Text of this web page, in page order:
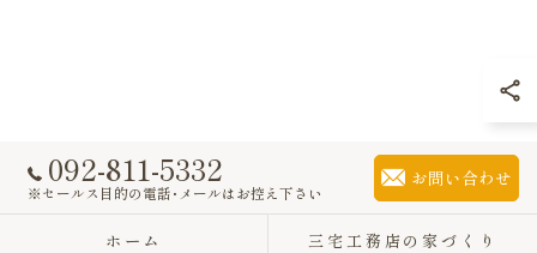
092-811-5332
※セールス目的の電話･メールはお控え下さい
お問い合わせ
ホーム 三宅工務店の家づくり